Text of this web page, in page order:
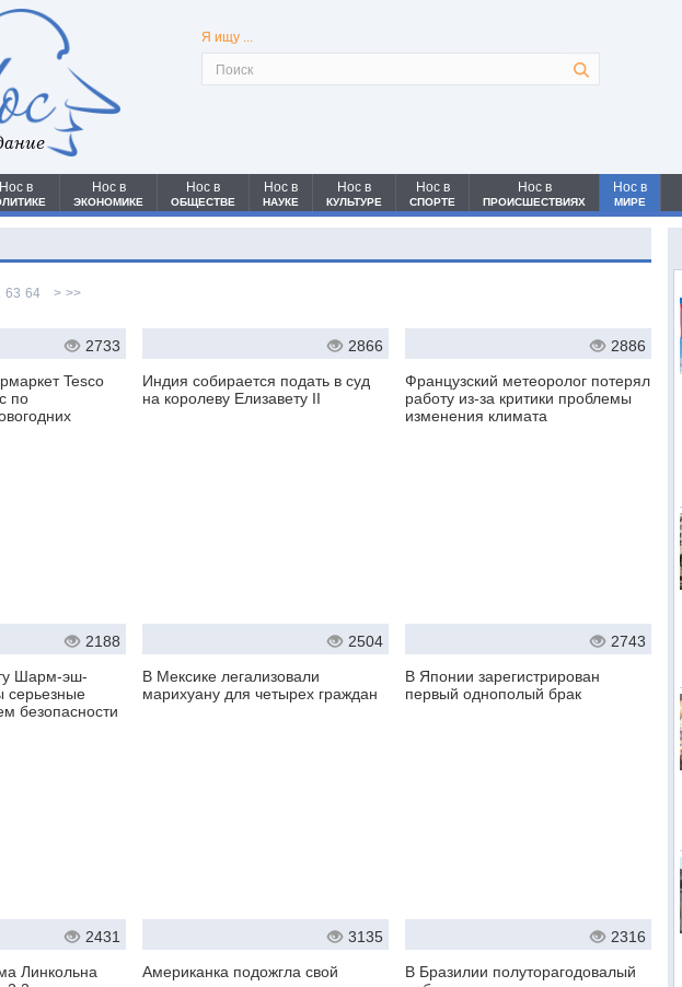
Я ищу ...
Нос в Нос в
ЭКОНОМИКЕ
Нос в
ОБЩЕСТВЕ
Нос в
НАУКЕ
Нос в
КУЛЬТУРЕ
Нос в
СПОРТЕ
Нос в
ПРОИСШЕСТВИЯХ
Нос в
МИРЕ
63 64 > >>
2733
Tesco
по
2866
Индия собирается подать в суд
на королеву Елизавету II
2886
Французский метеоролог потерял
работу из-за критики проблемы
изменения климата
2188
Шарм-эш-
серьезные
безопасности
2504
В Мексике легализовали
марихуану для четырех граждан
2743
В Японии зарегистрирован
первый однополый брак
2431
Линкольна
3135
Американка подожгла свой
2316
В Бразилии полуторагодовалый